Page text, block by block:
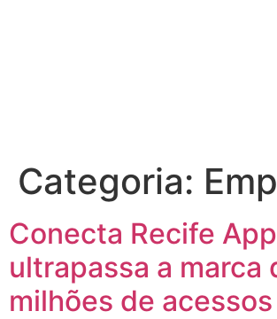
Categoria:
Conecta Recife App
ultrapassa a marca
milhões de acessos